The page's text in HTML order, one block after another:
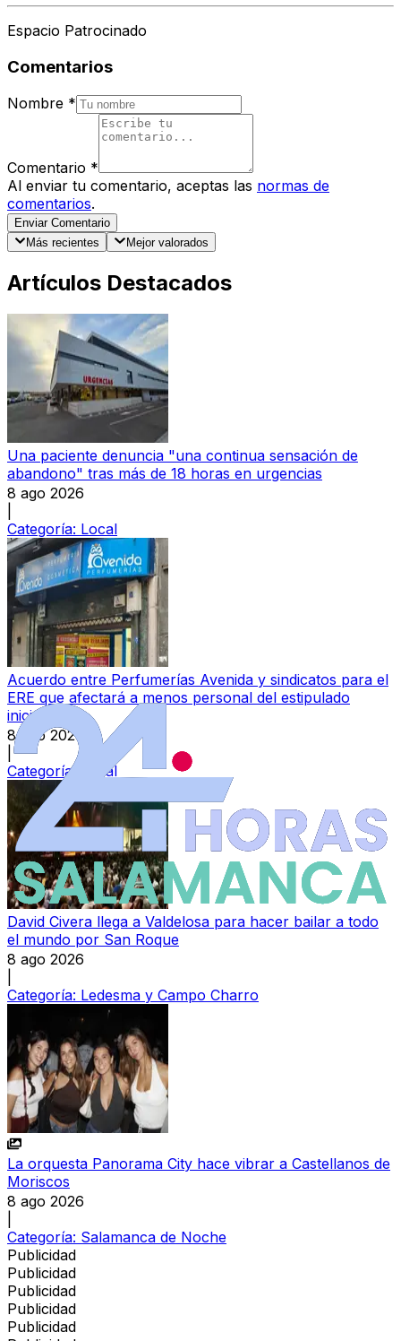
Espacio Patrocinado
Comentarios
Nombre *
Comentario *
Al enviar tu comentario, aceptas las normas de
comentarios.
Enviar Comentario
Más recientes
Mejor valorados
Artículos Destacados
Una paciente denuncia "una continua sensación de
abandono" tras más de 18 horas en urgencias
8 ago 2026
Categoría: Local
Acuerdo entre Perfumerías Avenida y sindicatos para el
ERE que afectará a menos personal del estipulado
inicialmente
8 ago 2026
Categoría:
Local
David Civera llega a Valdelosa para hacer bailar a todo
el mundo por San Roque
8 ago 2026
Categoría: Ledesma y Campo Charro
La orquesta Panorama City hace vibrar a Castellanos de
Moriscos
8 ago 2026
Categoría: Salamanca de Noche
Publicidad
Publicidad
Publicidad
Publicidad
Publicidad